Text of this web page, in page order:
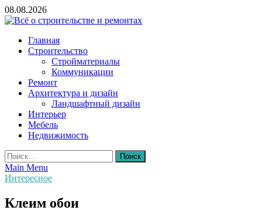
Skip
to
08.08.2026
Всё о строительстве и ремонтах
Главная
Строительство
Стройматериалы
Коммуникации
Ремонт
Архитектура и дизайн
Ландшафтный дизайн
Интерьер
Мебель
Недвижимость
Найти:
Main Menu
Интересное
Клеим обои